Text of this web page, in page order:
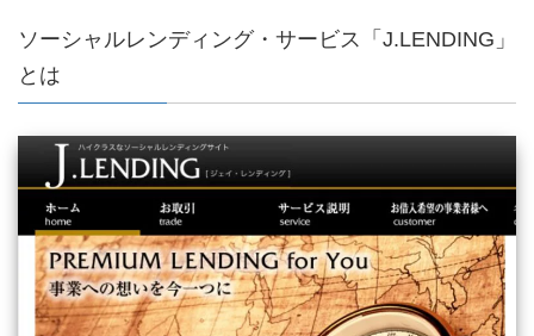
ソーシャルレンディング・サービス「J.LENDING」
とは